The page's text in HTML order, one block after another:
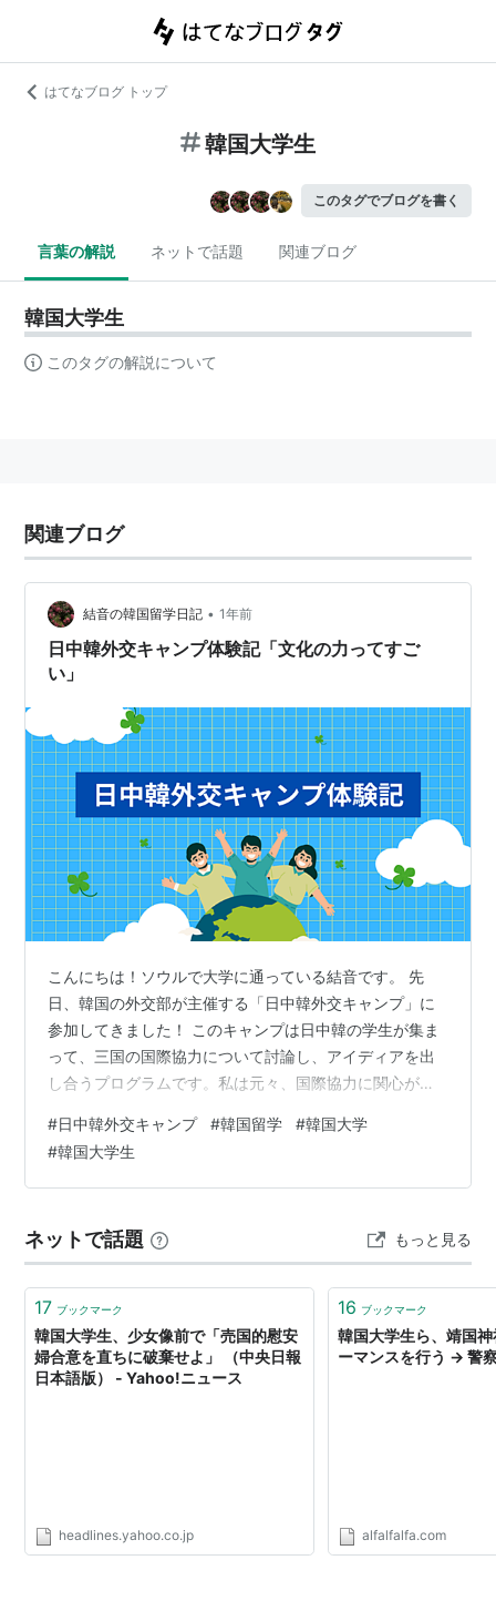
はてなブログ トップ
韓国大学生
このタグでブログを書く
言葉の解説 ネットで話題 関連ブログ
韓国大学生
このタグの解説について
関連ブログ
結音の韓国留学日記 • 1年前
日中韓外交キャンプ体験記「文化の力ってすご
い」
こんにちは！ソウルで大学に通っている結音です。 先
日、韓国の外交部が主催する「日中韓外交キャンプ」に
参加してきました！ このキャンプは日中韓の学生が集ま
って、三国の国際協力について討論し、アイディアを出
し合うプログラムです。私は元々、国際協力に関心があ
りました。 キャンプは3泊4日でソウルとカンヌン、2つ
の都市を移動しながら行われました。 主なプログラム内
容は・グループに分かれて日中韓の国際協力について討
り・現役外交官の方とのトークセッションなどなど、盛
りだくさん！ ただ、スケジュールはかなりハー…
#日中韓外交キャンプ #韓国留学 #韓国大学
#韓国大学生
ネットで話題 もっと見る
17 ブックマーク
韓国大学生、少女像前で「売国的慰安
婦合意を直ちに破棄せよ」 （中央日報
日本語版） - Yahoo!ニュース
headlines.yahoo.co.jp
16 ブックマーク
韓国大学生ら、靖国
ーマンスを行う → 警
alfalfalfa.com